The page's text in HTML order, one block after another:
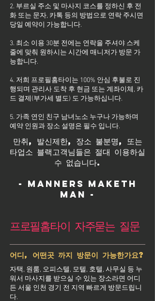
2. 부르실 주소 및 마사지 코스를 정하신 후 전
화 또는 문자, 카톡 등의 방법으로 연락 주시면
당일 예약이 가능합니다.
3. 최소 이용 30분 전에는 연락을 주셔야 스케
줄에 맞춰 원하시는 시간에 매니저가 방문 가
능합니다.
4. 저희 프로필홈타이는 100% 안심 후불로 진
행되며 관리사 도착 후 현금 또는 계좌이체, 카
드 결제(부가세 별도) 도 가능하십니다.
5. 가족 연인 친구 남녀노소 누구나 가능하며
예약 인원과 장소 설명은 필수 입니다.
만취, 발신제한, 장소 불분명, 또는
타업소 블랙고객님들은 절대 이용하실
수 없습니다.
- Manners maketh
man -
프로필홈타이 자주묻는 질문
어디, 어떤곳 까지 방문이 가능한가요?
자택, 원룸, 오피스텔, 모텔, 호텔, 사무실 등 누
워서 마사지를 받으실 수 있는 장소라면 어디
든 서울 인천 경기 전 지역 빠르게 방문드립니
다.